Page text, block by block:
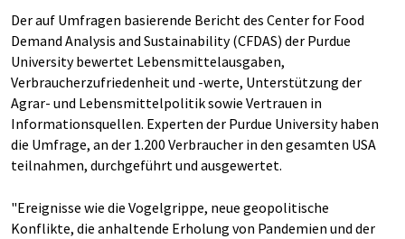
Der auf Umfragen basierende Bericht des Center for Food
Demand Analysis and Sustainability (CFDAS) der Purdue
University bewertet Lebensmittelausgaben,
Verbraucherzufriedenheit und -werte, Unterstützung der
Agrar- und Lebensmittelpolitik sowie Vertrauen in
Informationsquellen. Experten der Purdue University haben
die Umfrage, an der 1.200 Verbraucher in den gesamten USA
teilnahmen, durchgeführt und ausgewertet.
"Ereignisse wie die Vogelgrippe, neue geopolitische
Konflikte, die anhaltende Erholung von Pandemien und der